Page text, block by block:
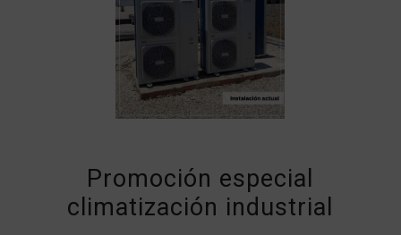
Promoción especial
climatización industrial